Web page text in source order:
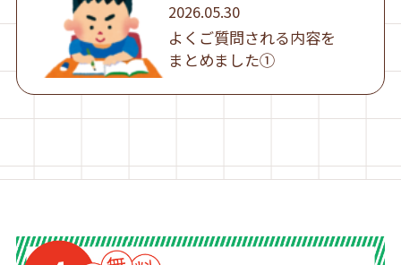
2026.05.30
よくご質問される内容を
まとめました①